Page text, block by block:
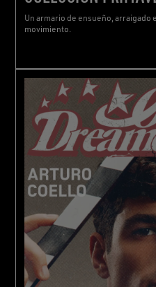
Un armario de ensueño, arraigado
movimiento.